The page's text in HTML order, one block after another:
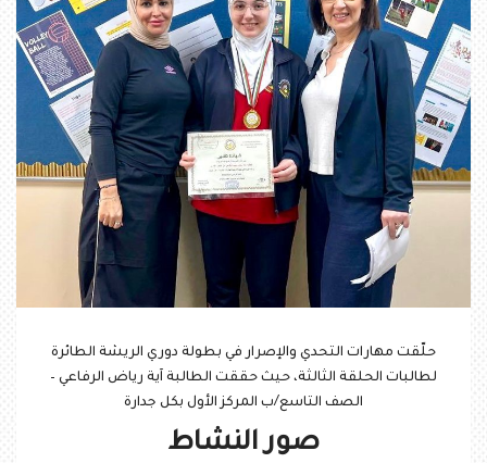
حلّقت مهارات التحدي والإصرار في بطولة دوري الريشة الطائرة
لطالبات الحلقة الثالثة، حيث حققت الطالبة آية رياض الرفاعي –
الصف التاسع/ب المركز الأول بكل جدارة
صور النشاط